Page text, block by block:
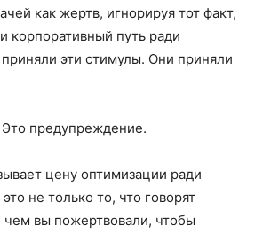
как жертв, игнорируя тот факт,
корпоративный путь ради
эти стимулы. Они приняли
предупреждение.
цену оптимизации ради
не только то, что говорят
вы пожертвовали, чтобы